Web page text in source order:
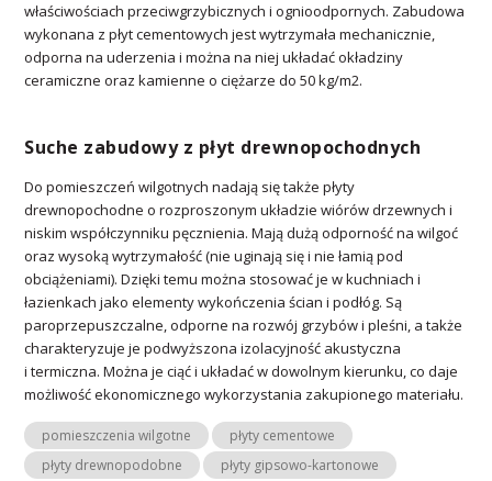
właściwościach przeciwgrzybicznych i ognioodpornych. Zabudowa
wykonana z płyt cementowych jest wytrzymała mechanicznie,
odporna na uderzenia i można na niej układać okładziny
ceramiczne oraz kamienne o ciężarze do 50 kg/m2.
Suche zabudowy z płyt drewnopochodnych
Do pomieszczeń wilgotnych nadają się także płyty
drewnopochodne o rozproszonym układzie wiórów drzewnych i
niskim współczynniku pęcznienia. Mają dużą odporność na wilgoć
oraz wysoką wytrzymałość (nie uginają się i nie łamią pod
obciążeniami). Dzięki temu można stosować je w kuchniach i
łazienkach jako elementy wykończenia ścian i podłóg. Są
paroprzepuszczalne, odporne na rozwój grzybów i pleśni, a także
charakteryzuje je podwyższona izolacyjność akustyczna
i termiczna. Można je ciąć i układać w dowolnym kierunku, co daje
możliwość ekonomicznego wykorzystania zakupionego materiału.
pomieszczenia wilgotne
płyty cementowe
płyty drewnopodobne
płyty gipsowo-kartonowe